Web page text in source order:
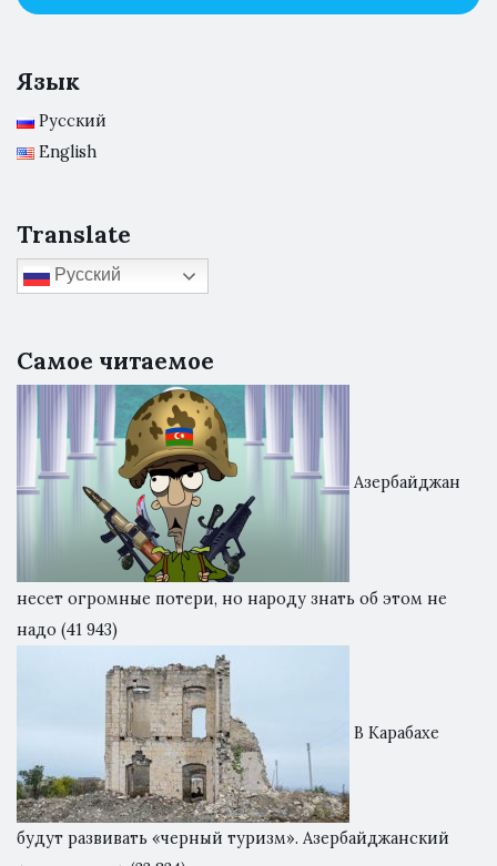
Язык
Русский
English
Translate
Русский
Самое читаемое
Азербайджан
несет огромные потери, но народу знать об этом не
надо (41 943)
В Карабахе
будут развивать «черный туризм». Азербайджанский